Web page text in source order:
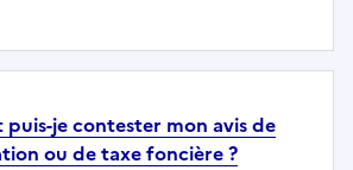
je contester mon avis de
ou de taxe foncière ?